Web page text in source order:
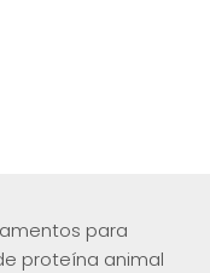
para
proteína animal